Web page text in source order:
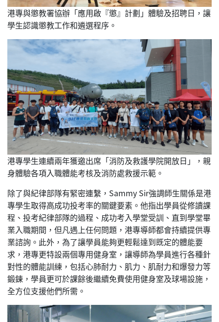
港專與懲教署協辦「應用啟『懲』計劃」體驗及招聘日，讓
學生認識懲教工作和遴選程序。
港專學生連續兩年獲邀出席「消防及救護學院開放日」，親
身體驗各項入職體能考核及消防處救援示範。
除了與紀律部隊有緊密連繫，Sammy Sir強調師生關係是港
專學生取得高成功投考率的關鍵要素。他指出學員從修讀課
程、投考紀律部隊的過程、成功考入學堂受訓、直到學堂畢
業入職期間，但凡遇上任何問題，港專導師都會持續提供專
業諮詢。此外，為了讓學員能夠更輕鬆達到既定的體能要
求，港專更特設兩個專用健身室，讓導師為學員進行各種針
對性的體能訓練，包括心肺耐力、肌力、肌耐力和爆發力等
鍛鍊，學員更可於課餘後繼續免費使用健身室及球場設施，
全方位支援他們所需。